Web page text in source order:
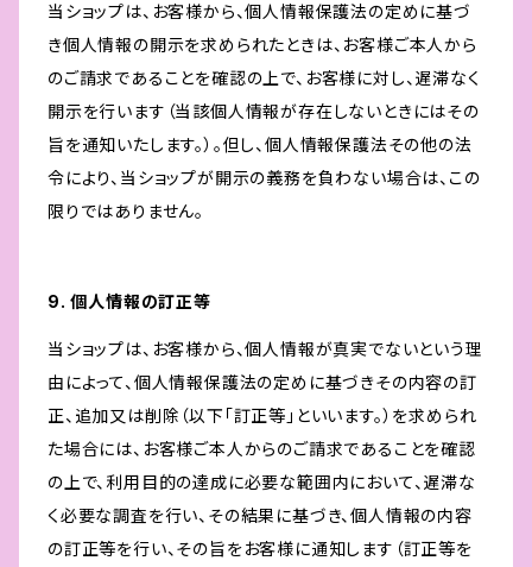
当ショップは、お客様から、個人情報保護法の定めに基づ
き個人情報の開示を求められたときは、お客様ご本人から
のご請求であることを確認の上で、お客様に対し、遅滞なく
開示を行います（当該個人情報が存在しないときにはその
旨を通知いたします。）。但し、個人情報保護法その他の法
令により、当ショップが開示の義務を負わない場合は、この
限りではありません。
9. 個人情報の訂正等
当ショップは、お客様から、個人情報が真実でないという理
由によって、個人情報保護法の定めに基づきその内容の訂
正、追加又は削除（以下「訂正等」といいます。）を求められ
た場合には、お客様ご本人からのご請求であることを確認
の上で、利用目的の達成に必要な範囲内において、遅滞な
く必要な調査を行い、その結果に基づき、個人情報の内容
の訂正等を行い、その旨をお客様に通知します（訂正等を